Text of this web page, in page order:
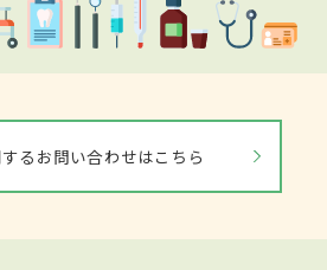
るお問い合わせはこちら